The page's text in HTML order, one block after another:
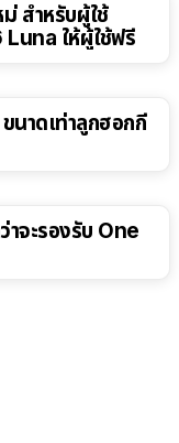
สำหรับผู้ใช้
ให้ผู้ใช้ฟรี
นาดเท่าลูกฮอกกี้
จะรองรับ One